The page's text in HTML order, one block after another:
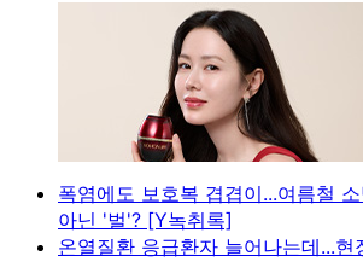
폭염에도 보호복 겹겹이...여름철
아닌 '벌'? [Y녹취록]
온열질환 응급환자 늘어나는데...현